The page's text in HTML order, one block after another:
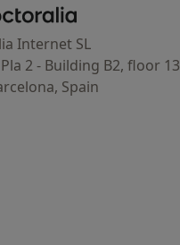
Homepage
Internet SL
Pla 2 - Building B2, floor 13
Spain